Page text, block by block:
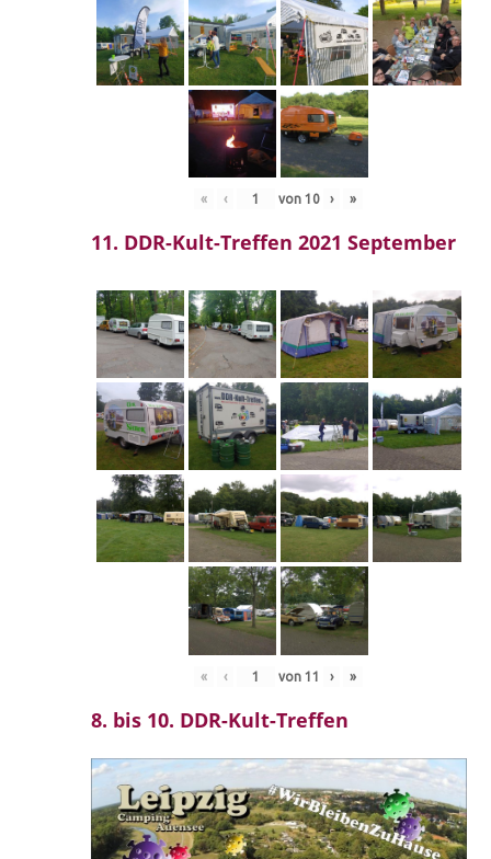
« ‹ von 10 › »
11. DDR-Kult-Treffen 2021 September
« ‹ von 11 › »
8. bis 10. DDR-Kult-Treffen